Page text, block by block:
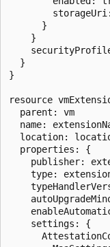
      }
    }
  }
}
resource
  parent: vm
name:
location:
  properties: {
publisher:
type:
    settings: {